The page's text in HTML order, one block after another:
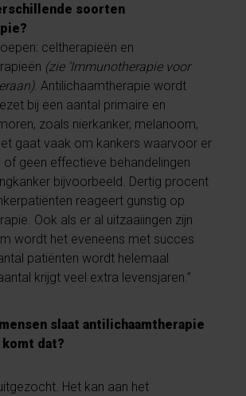
soorten
celtherapieën en
(zie ‘Immunotherapie voor
. Antilichaamtherapie wordt
bij een aantal primaire en
zoals nierkanker, melanoom,
gaat vaak om kankers waarvoor er
geen effectieve behandelingen
bijvoorbeeld. Dertig procent
reageert gunstig op
Ook als er al uitzaaiingen zijn.
wordt het eveneens met succes
patiënten wordt helemaal
krijgt veel extra levensjaren.”
slaat antilichaamtherapie
komt dat?
Het kan aan het